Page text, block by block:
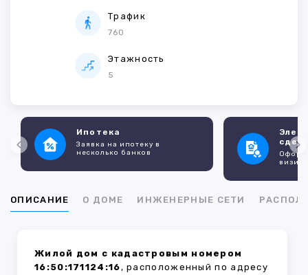
Трафик
760
Этажность
5
Ипотека
Заявка на ипотеку в
несколько банков
ОПИСАНИЕ О ДОМЕ ИНЖЕНЕРНЫЕ СЕТИ
Жилой дом с кадастровым номером
16:50:171124:16, расположенный по адресу